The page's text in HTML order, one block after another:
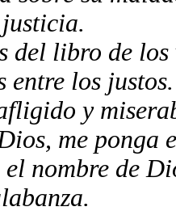
del libro de los
entre los justos.
y
me ponga
nombre de